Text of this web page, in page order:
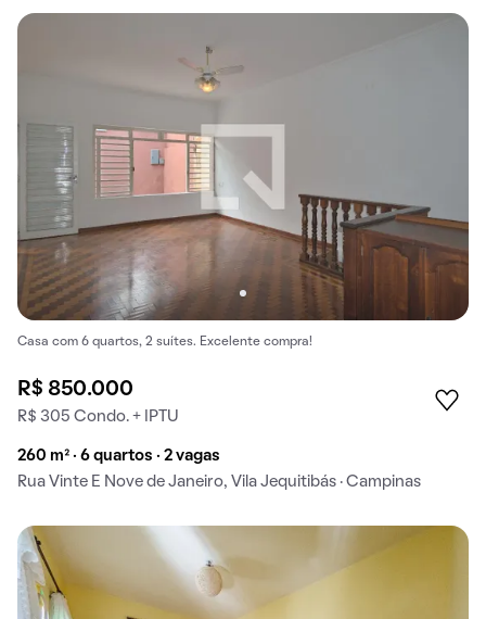
Casa com 6 quartos, 2 suítes. Excelente compra!
R$ 850.000
R$ 305 Condo. + IPTU
260 m² · 6 quartos · 2 vagas
Rua Vinte E Nove de Janeiro, Vila Jequitibás · Campinas